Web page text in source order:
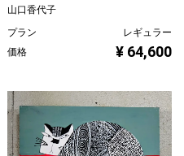
山口香代子
プラン
レギュラー
価格
¥ 64,600